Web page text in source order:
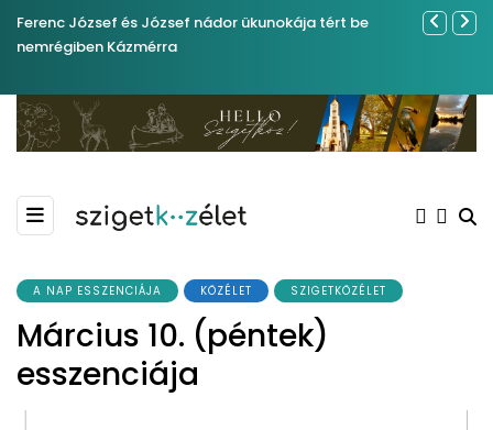
Ferenc József és József nádor ükunokája tért be
nemrégiben Kázmérra
Év
A NAP ESSZENCIÁJA KÖZÉLET SZIGETKÖZÉLET
Március 10. (péntek)
esszenciája